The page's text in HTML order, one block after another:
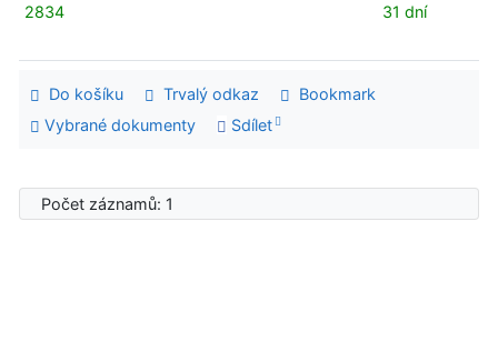
2834
31 dní
Do košíku Trvalý odkaz
Bookmark
Vybrané dokumenty
Sdílet
Počet záznamů: 1